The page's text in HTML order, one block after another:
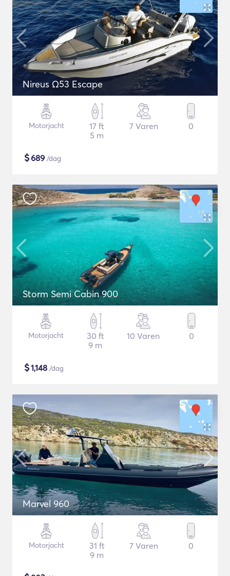
Nireus Ω53 Escape
Motorjacht
17 ft
5 m
7 Varen 0
$689 /dag
Storm Semi Cabin 900
Motorjacht
30 ft
9 m
10 Varen 0
$1,148 /dag
Marvel 960
Motorjacht
31 ft
9 m
7 Varen 0